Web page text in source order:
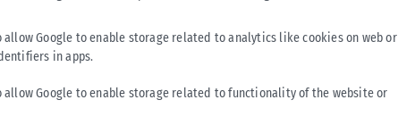
allow Google to enable storage related to analytics like cookies on web or
in apps.
allow Google to enable storage related to functionality of the website or